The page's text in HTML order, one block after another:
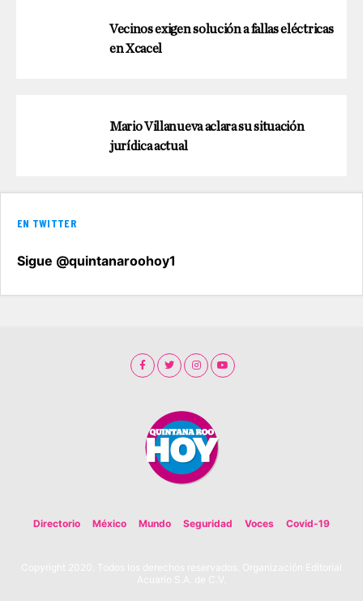
Vecinos exigen solución a fallas eléctricas
en Xcacel
Mario Villanueva aclara su situación
jurídica actual
EN TWITTER
Sigue @quintanaroohoy1
Directorio México Mundo Seguridad Voces Covid-19